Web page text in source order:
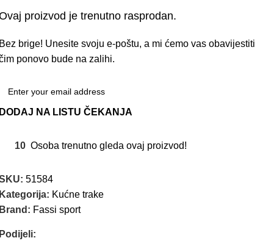
proizvod je trenutno rasprodan.
Bez brige! Unesite svoju e-poštu, a mi ćemo vas obavijestiti
ponovo bude na zalihi.
DODAJ NA LISTU ČEKANJA
10 Osoba trenutno gleda ovaj proizvod!
51584
Kategorija: Kućne trake
Brand: Fassi sport
Podijeli: